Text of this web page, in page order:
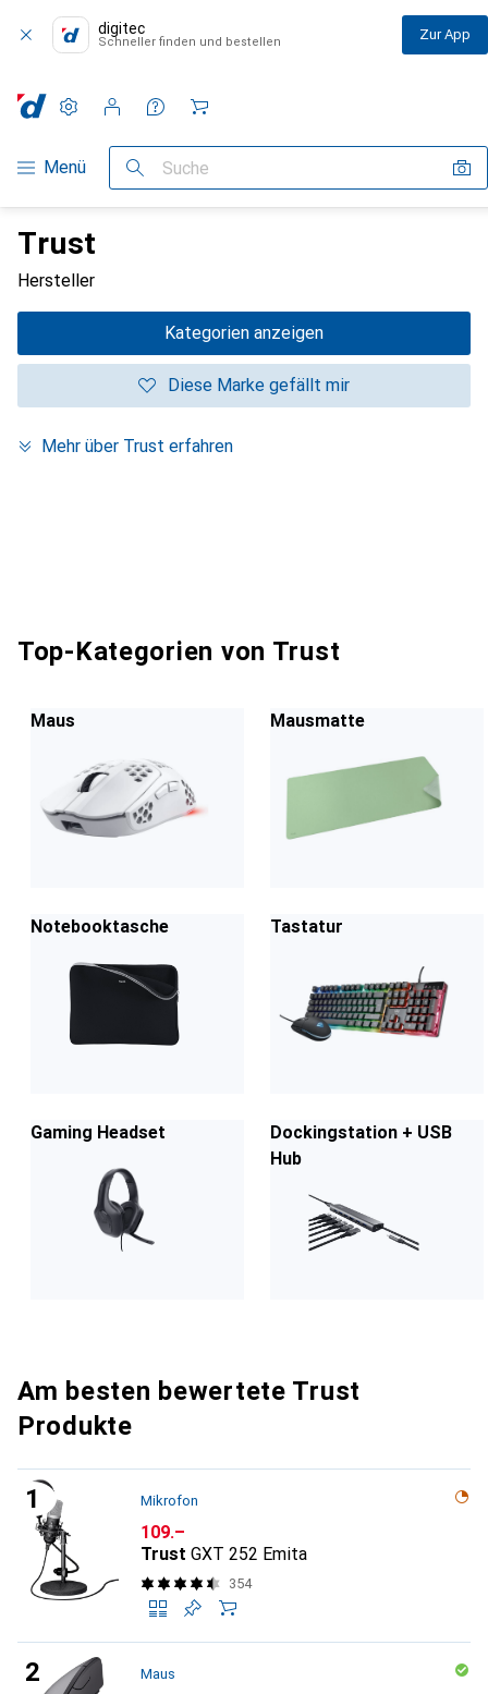
digitec
Schneller finden und bestellen Zur App
Navigation nach Kategorien
Menü Suche
Einstellungen
Kundenkonto
Vergleichslisten
Merklisten
Warenkorb
Trust
Hersteller
Kategorien anzeigen
Diese Marke gefällt mir
Mehr über Trust erfahren
Top-Kategorien von Trust
Maus Mausmatte
Notebooktasche Tastatur
Gaming Headset
Dockingstation + USB
Hub
Am besten bewertete Trust
Produkte
Mikrofon
CHF
109.–
Trust GXT 252 Emita
354
Maus